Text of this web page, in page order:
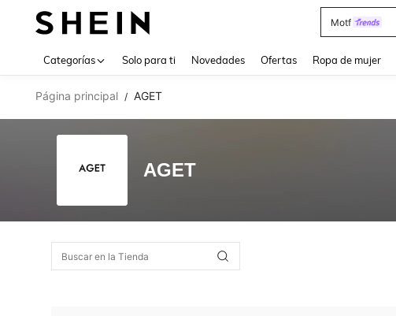
Motf
Categorías Solo para ti Novedades Ofertas Ropa de mujer
Página principal / AGET
AGET